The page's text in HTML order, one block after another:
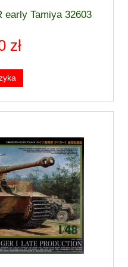
early Tamiya 32603
zł